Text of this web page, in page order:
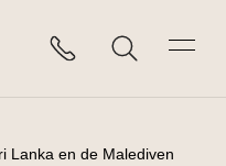
Lanka en de Malediven